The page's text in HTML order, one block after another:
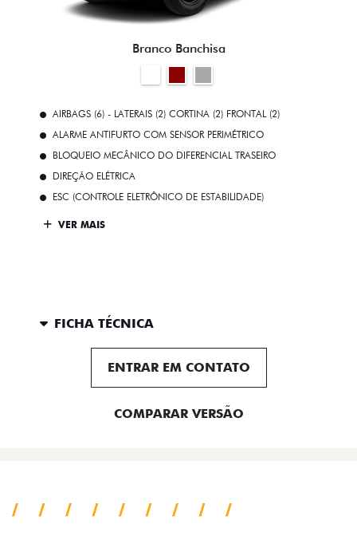
Branco Banchisa
AIRBAGS (6) - LATERAIS (2) CORTINA (2) FRONTAL (2)
ALARME ANTIFURTO COM SENSOR PERIMÉTRICO
BLOQUEIO MECÂNICO DO DIFERENCIAL TRASEIRO
DIREÇÃO ELÉTRICA
ESC (CONTROLE ELETRÔNICO DE ESTABILIDADE)
VER MAIS
FICHA TÉCNICA
ENTRAR EM CONTATO
COMPARAR VERSÃO